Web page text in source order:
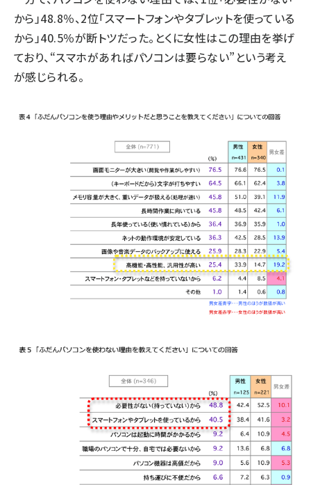
から」48.8％、2位「スマートフォンやタブレットを使っている
から」40.5％が断トツだった。とくに女性はこの理由を挙げ
ており、“スマホがあればパソコンは要らない”という考え
が感じられる。